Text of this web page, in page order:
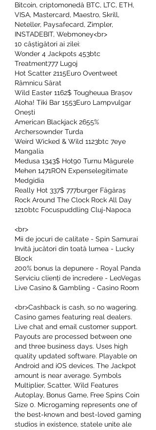
Bitcoin, criptomonedă BTC, LTC, ETH,
VISA, Mastercard, Maestro, Skrill,
Neteller, Paysafecard, Zimpler,
INSTADEBIT, Webmoney<br>
10 câștigători ai zilei:
Wonder 4 Jackpots 453btc
Treatment777 Lugoj
Hot Scatter 2115Euro Oventweet
Râmnicu Sărat
Wild Easter 1162$ Tougheuua Brașov
Aloha! Tiki Bar 1553Euro Lampvulgar
Onești
American Blackjack 2655%
Archersownder Turda
Weird Wicked & Wild 1123btc 7eye
Mangalia
Medusa 1343$ Hot90 Turnu Măgurele
Mehen 1471RON Expenselegitimate
Medgidia
Really Hot 337$ 777burger Făgăraș
Rock Around The Clock Rock All Day
1210btc Focuspuddling Cluj-Napoca
<br>
Mii de jocuri de calitate - Spin Samurai
Invită jucători din toată lumea - Lucky
Block
200% bonus la depunere - Royal Panda
Serviciu clienți de încredere - LeoVegas
Live Casino & Gambling - Casino Room
<br>Cashback is cash, so no wagering.
Casino games featuring real dealers.
Live chat and email customer support.
Payouts are processed between one
and three business days. Uses high
quality updated software. Playable on
Android and iOS devices. The Jackpot
amount is near average. Symbols
Multiplier, Scatter, Wild Features
Autoplay, Bonus Game, Free Spins Coin
Size 0. Microgaming represents one of
the best-known and best-loved gaming
studios in existence, statele unite ale